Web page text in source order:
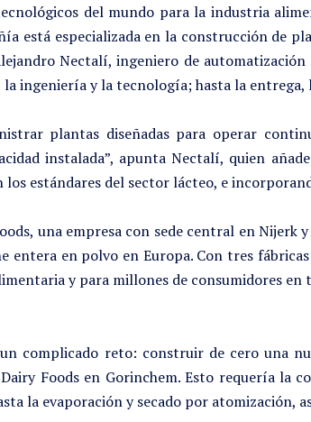
del mundo para la industria
está especializada en la construcción de
Nectalí, ingeniero de
ingeniería y la tecnología; hasta la
plantas diseñadas para operar
instalada”, apunta Nectalí, quien
estándares del sector lácteo, e
una empresa con sede central en
entera en polvo en Europa. Con tres
y para millones de consumidores en
complicado reto: construir de cero una
Foods en Gorinchem. Esto requería la
la evaporación y secado por atomización,